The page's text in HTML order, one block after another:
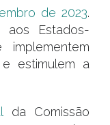
de 2023.
aos Estados-
estimulem a
da Comissão